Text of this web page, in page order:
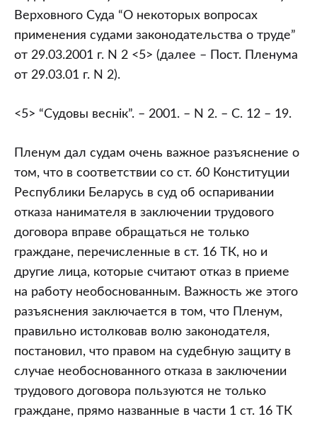
Верховного Суда “О некоторых вопросах
применения судами законодательства о труде”
от 29.03.2001 г. N 2 <5> (далее – Пост. Пленума
от 29.03.01 г. N 2).
<5> “Судовы веснiк”. – 2001. – N 2. – С. 12 – 19.
Пленум дал судам очень важное разъяснение о
том, что в соответствии со ст. 60 Конституции
Республики Беларусь в суд об оспаривании
отказа нанимателя в заключении трудового
договора вправе обращаться не только
граждане, перечисленные в ст. 16 ТК, но и
другие лица, которые считают отказ в приеме
на работу необоснованным. Важность же этого
разъяснения заключается в том, что Пленум,
правильно истолковав волю законодателя,
постановил, что правом на судебную защиту в
случае необоснованного отказа в заключении
трудового договора пользуются не только
граждане, прямо названные в части 1 ст. 16 ТК